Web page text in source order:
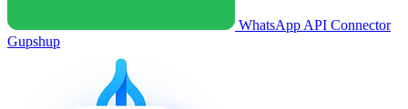
WhatsApp API Connector
Gupshup